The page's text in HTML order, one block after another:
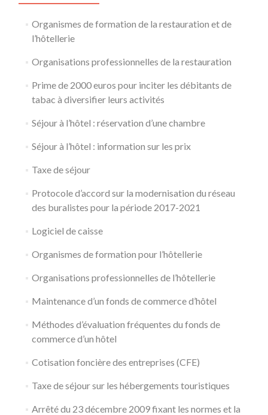
Organismes de formation de la restauration et de
l’hôtellerie
Organisations professionnelles de la restauration
Prime de 2000 euros pour inciter les débitants de
tabac à diversifier leurs activités
Séjour à l’hôtel : réservation d’une chambre
Séjour à l’hôtel : information sur les prix
Taxe de séjour
Protocole d’accord sur la modernisation du réseau
des buralistes pour la période 2017-2021
Logiciel de caisse
Organismes de formation pour l’hôtellerie
Organisations professionnelles de l’hôtellerie
Maintenance d’un fonds de commerce d’hôtel
Méthodes d’évaluation fréquentes du fonds de
commerce d’un hôtel
Cotisation foncière des entreprises (CFE)
Taxe de séjour sur les hébergements touristiques
Arrêté du 23 décembre 2009 fixant les normes et la